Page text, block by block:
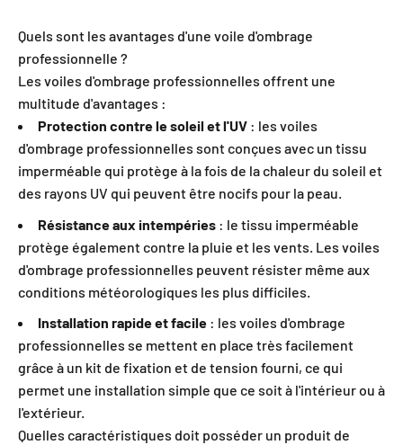
Quels sont les avantages d'une voile d'ombrage
professionnelle ?
Les voiles d'ombrage professionnelles offrent une
multitude d'avantages :
Protection contre le soleil et l'UV : les voiles
d'ombrage professionnelles sont conçues avec un tissu
imperméable qui protège à la fois de la chaleur du soleil et
des rayons UV qui peuvent être nocifs pour la peau.
Résistance aux intempéries : le tissu imperméable
protège également contre la pluie et les vents. Les voiles
d'ombrage professionnelles peuvent résister même aux
conditions météorologiques les plus difficiles.
Installation rapide et facile : les voiles d'ombrage
professionnelles se mettent en place très facilement
grâce à un kit de fixation et de tension fourni, ce qui
permet une installation simple que ce soit à l'intérieur ou à
l'extérieur.
Quelles caractéristiques doit posséder un produit de